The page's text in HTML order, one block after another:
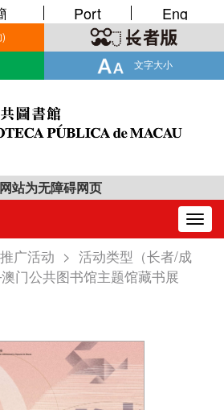
文字大小
Port Eng
站为无障碍网页
推广活动 > 活动类型（长者/成
门公共图书馆主题馆藏书展